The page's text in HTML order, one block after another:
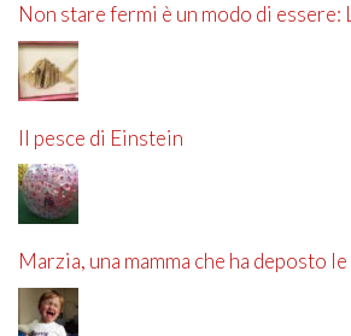
Non stare fermi è un modo di essere:
Il pesce di Einstein
Marzia, una mamma che ha deposto